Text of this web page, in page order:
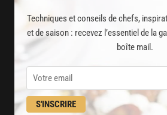
Techniques et conseils de chefs,
et de saison : recevez l’essentiel de la
boîte mail.
S'INSCRIRE
PREMIUM
LA CUISINE DES CHEFS,
8000recettes exclusives
partagées par vos chefs